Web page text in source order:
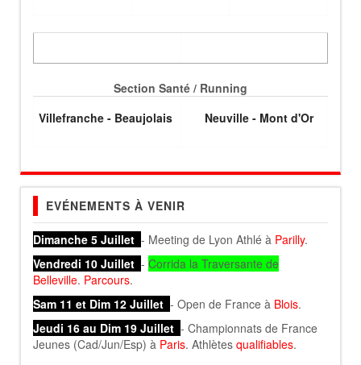
Section Santé / Running
Villefranche - Beaujolais
Neuville - Mont d'Or
EVÉNEMENTS À VENIR
Dimanche 5 Juillet - Meeting de Lyon Athlé à Parilly.
Vendredi 10 Juillet - Corrida la Traversante de
Belleville. Parcours.
Sam 11 et Dim 12 Juillet - Open de France à Blois.
Jeudi 16 au Dim 19 Juillet - Championnats de France
Jeunes (Cad/Jun/Esp) à Paris. Athlètes qualifiables.